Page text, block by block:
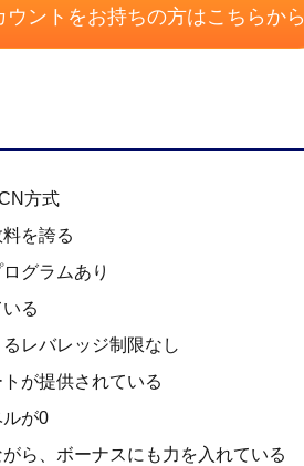
ウントをお持ちの方はこちらから
方式
を誇る
グラムあり
る
レバレッジ制限なし
が提供されている
ルが0
ら、ボーナスにも力を入れている